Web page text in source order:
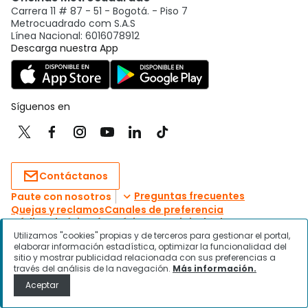
Utilizamos "cookies" propias y de terceros para gestionar el portal,
elaborar información estadística, optimizar la funcionalidad del
sitio y mostrar publicidad relacionada con sus preferencias a
través del análisis de la navegación. Más información.
Aceptar